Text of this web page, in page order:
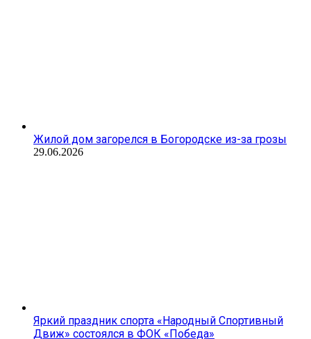
Жилой дом загорелся в Богородске из-за грозы
29.06.2026
Яркий праздник спорта «Народный Спортивный
Движ» состоялся в ФОК «Победа»